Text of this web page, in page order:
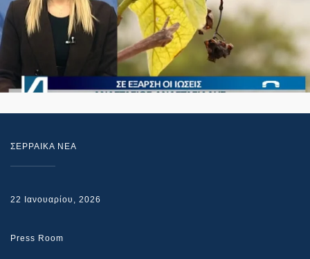
ΣΕΡΡΑΙΚΑ ΝΕΑ
22 Ιανουαρίου, 2026
Press Room